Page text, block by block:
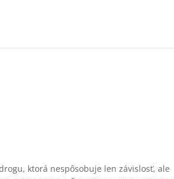
ktorá nespôsobuje len závislosť, ale